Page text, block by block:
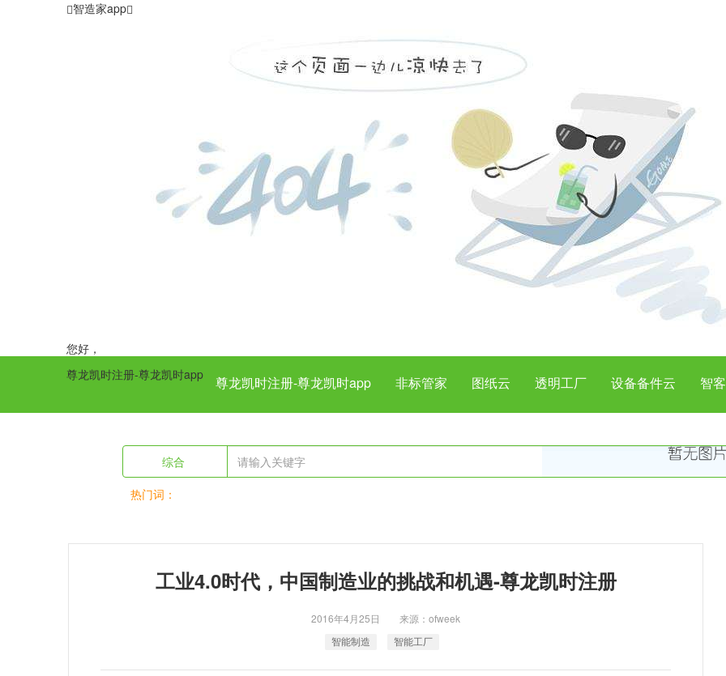
智造家app
您好，
尊龙凯时注册-尊龙凯时app
尊龙凯时注册-尊龙凯时app 非标管家 图纸云 透明工厂 设备备件云 智客
综合
热门词：
工业4.0时代，中国制造业的挑战和机遇-尊龙凯时注册
2016年4月25日 来源：ofweek
智能制造
智能工厂